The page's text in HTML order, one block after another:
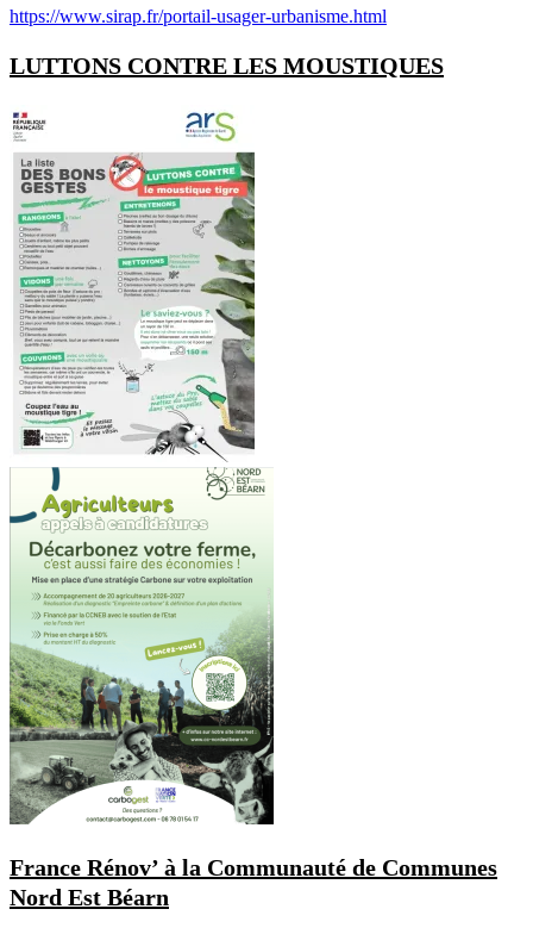
https://www.sirap.fr/portail-usager-urbanisme.html
LUTTONS CONTRE LES MOUSTIQUES
France Rénov’ à la Communauté de Communes
Nord Est Béarn